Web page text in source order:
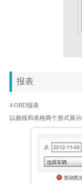
报表
4.OBD报表
以曲线和表格两个形式展